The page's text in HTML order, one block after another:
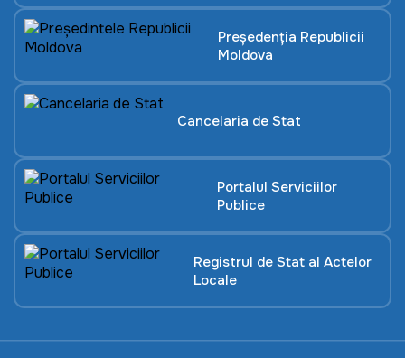
Președenția Republicii
Moldova
Cancelaria de Stat
Portalul Serviciilor
Publice
Registrul de Stat al Actelor
Locale